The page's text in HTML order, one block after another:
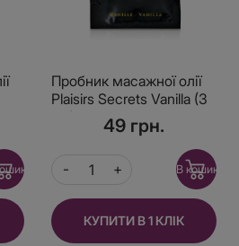
Пробник масажної олії
Plaisirs Secrets Vanilla (3
мл)
49 грн.
В кошик
КУПИТИ В 1 КЛІК